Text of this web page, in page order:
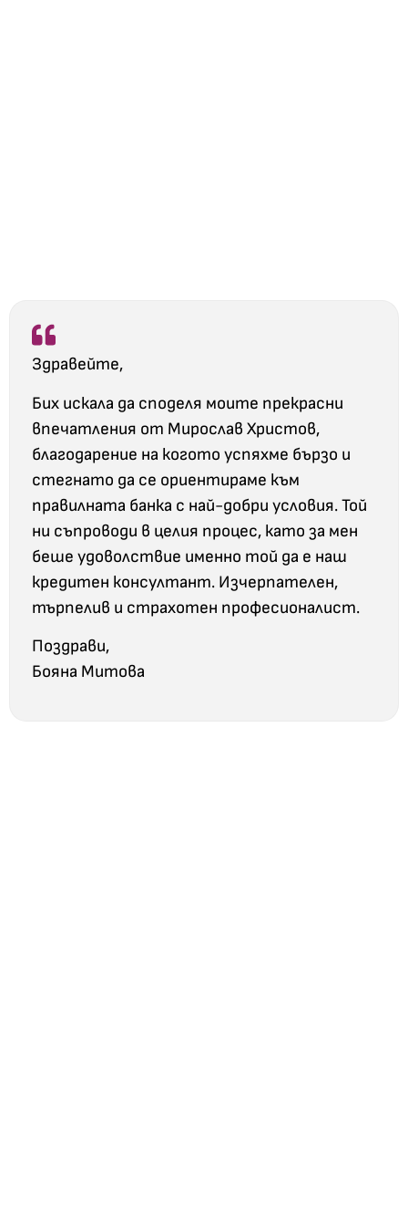
Здравейте,
Бих искала да споделя моите прекрасни
впечатления от Мирослав Христов,
благодарение на когото успяхме бързо и
стегнато да се ориентираме към
правилната банка с най-добри условия. Той
ни съпроводи в целия процес, като за мен
беше удоволствие именно той да е наш
кредитен консултант. Изчерпателен,
търпелив и страхотен професионалист.
Поздрави,
Бояна Митова